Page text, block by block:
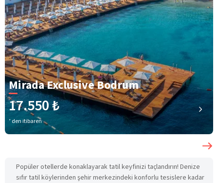
Mirada Exclusive Bodrum
17.550 ₺
’ den itibaren
Popüler otellerde konaklayarak tatil keyfinizi taçlandırın! Denize
sıfır tatil köylerinden şehir merkezindeki konforlu tesislere kadar